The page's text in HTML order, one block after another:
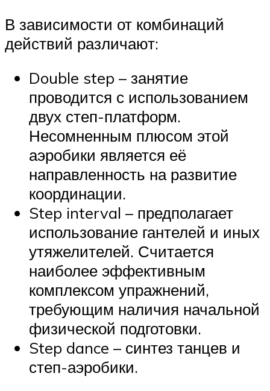
В зависимости от комбинаций
действий различают:
Double step – занятие
проводится с использованием
двух степ-платформ.
Несомненным плюсом этой
аэробики является её
направленность на развитие
координации.
Step interval – предполагает
использование гантелей и иных
утяжелителей. Считается
наиболее эффективным
комплексом упражнений,
требующим наличия начальной
физической подготовки.
Step dance – синтез танцев и
степ-аэробики.